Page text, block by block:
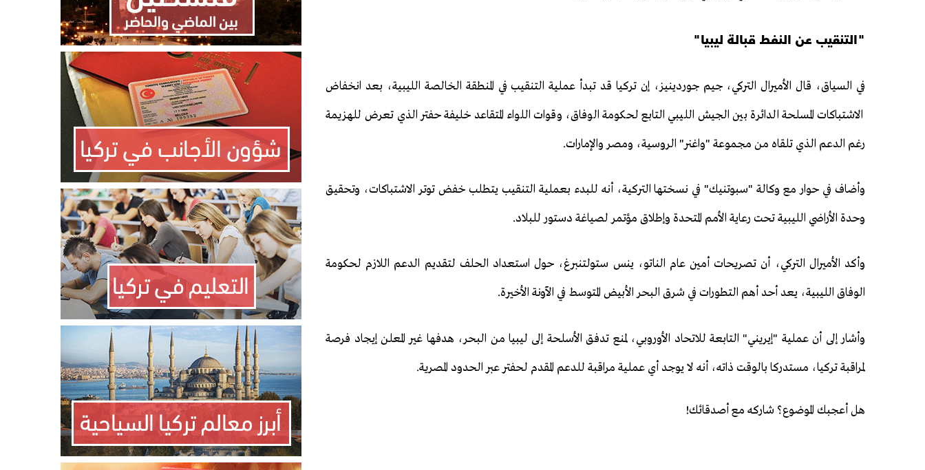
"التنقيب عن النفط قبالة ليبيا"
في السياق، قال الأميرال التركي، جيم جوردينيز، إن تركيا قد تبدأ عملية التنقيب في المنطقة الخالصة الليبية، بعد انخفاض
الاشتباكات المسلحة الدائرة بين الجيش الليبي التابع لحكومة الوفاق، وقوات اللواء المتقاعد خليفة حفتر الذي تعرض للهزيمة
رغم الدعم الذي تلقاه من مجموعة "واغنر" الروسية، ومصر والإمارات.
وأضاف في حوار مع وكالة "سبوتنيك" في نسختها التركية، أنه للبدء بعملية التنقيب يتطلب خفض توتر الاشتباكات، وتحقيق
وحدة الأراضي الليبية تحت رعاية الأمم المتحدة وإطلاق مؤتمر لصياغة دستور للبلاد.
وأكد الأميرال التركي، أن تصريحات أمين عام الناتو، ينس ستولتنبرغ، حول استعداد الحلف لتقديم الدعم اللازم لحكومة
الوفاق الليبية، يعد أحد أهم التطورات في شرق البحر الأبيض المتوسط في الآونة الأخيرة.
وأشار إلى أن عملية "إيريني" التابعة للاتحاد الأوروبي، لمنع تدفق الأسلحة إلى ليبيا من البحر، هدفها غير المعلن إيجاد فرصة
لمراقبة تركيا، مستدركا بالوقت ذاته، أنه لا يوجد أي عملية مراقبة للدعم المقدم لحفتر عبر الحدود المصرية.
هل أعجبك الموضوع؟ شاركه مع أصدقائك!